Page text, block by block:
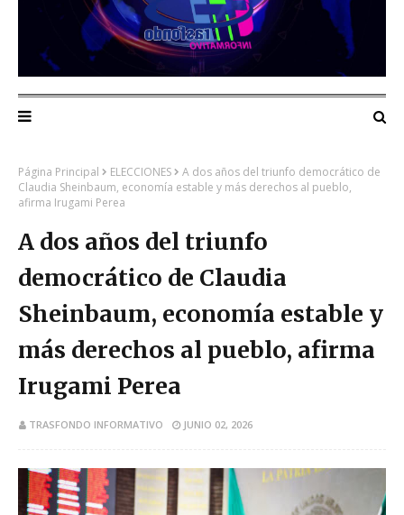
Página Principal ELECCIONES
A dos años del triunfo democrático de
Claudia Sheinbaum, economía estable y más derechos al pueblo,
afirma Irugami Perea
A dos años del triunfo
democrático de Claudia
Sheinbaum, economía estable y
más derechos al pueblo, afirma
Irugami Perea
TRASFONDO INFORMATIVO JUNIO 02, 2026